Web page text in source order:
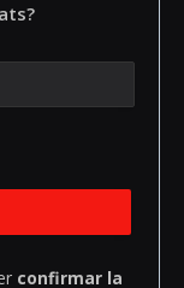
confirmar la